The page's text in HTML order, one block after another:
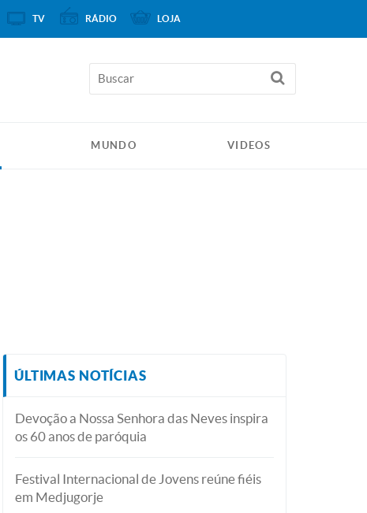
MUNDO VIDEOS
ÚLTIMAS NOTÍCIAS
Devoção a Nossa Senhora das Neves inspira
os 60 anos de paróquia
Festival Internacional de Jovens reúne fiéis
em Medjugorje
TV RÁDIO LOJA